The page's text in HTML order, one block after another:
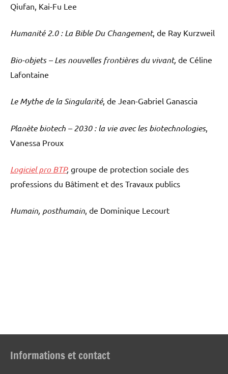
Qiufan, Kai-Fu Lee
Humanité 2.0 : La Bible Du Changement, de Ray Kurzweil
Bio-objets – Les nouvelles frontières du vivant, de Céline
Lafontaine
Le Mythe de la Singularité, de Jean-Gabriel Ganascia
Planète biotech – 2030 : la vie avec les biotechnologies,
Vanessa Proux
Logiciel pro BTP, groupe de protection sociale des
professions du Bâtiment et des Travaux publics
Humain, posthumain , de Dominique Lecourt
Informations et contact